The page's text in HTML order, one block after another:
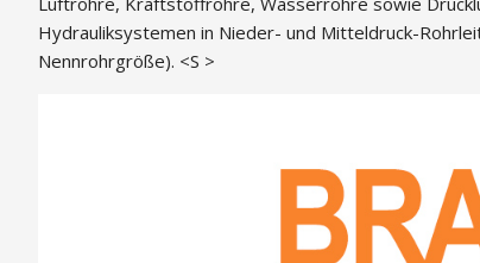
Hydrauliksystemen in Nieder- und Mitteldruck-
Nennrohrgröße). <S >